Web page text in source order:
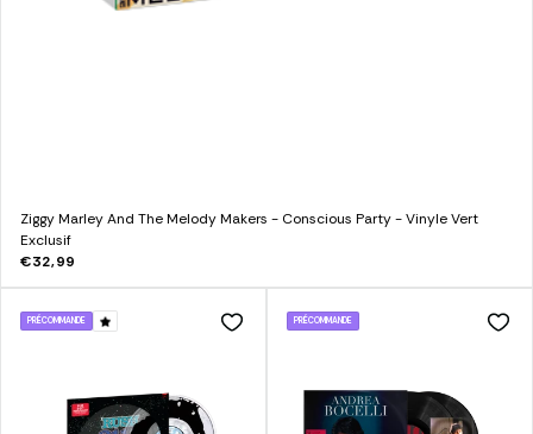
Ziggy Marley And The Melody Makers - Conscious Party - Vinyle Vert
Exclusif
€32,99
PRÉCOMMANDE PRÉCOMMANDE